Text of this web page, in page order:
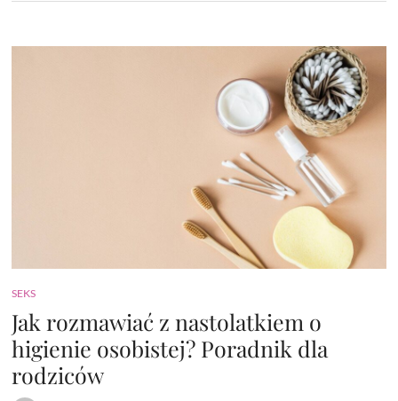
SEKS
Jak rozmawiać z nastolatkiem o
higienie osobistej? Poradnik dla
rodziców